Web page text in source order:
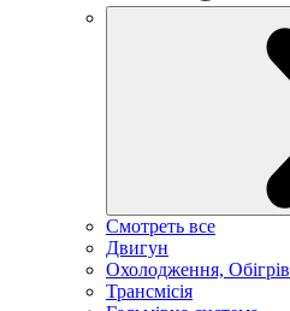
Смотреть все
Двигун
Охолодження, Обігрів
Трансмісія